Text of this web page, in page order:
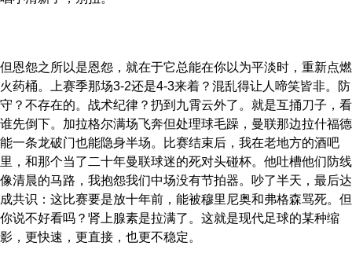
但恩怨之所以是恩怨，就在于它总能在你以为平淡时，重新点燃
火药桶。上赛季那场3-2还是4-3来着？混乱得让人啼笑皆非。防
守？不存在的。战术纪律？扔到九霄云外了。就是互捅刀子，看
谁先倒下。加拉格尔满场飞奔但处理球毛躁，曼联那边拉什福德
能一条龙破门也能隐身半场。比赛结束后，我在老地方的酒吧
里，和那个当了二十年曼联球迷的死对头碰杯。他吐槽他们防线
像清晨的马路，我抱怨我们中场没有节拍器。吵了半天，最后达
成共识：这比赛要是放十年前，能被穆里尼奥和弗格森骂死。但
你说不好看吗？肾上腺素是拉满了。这就是现代足球的某种缩
影，更快速，更直接，也更不稳定。